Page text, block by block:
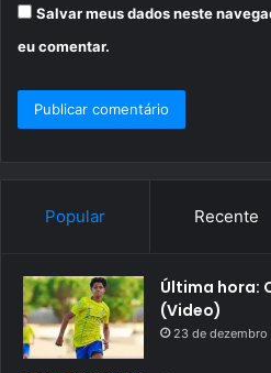
Salvar meus dados neste
eu comentar.
Popular Recente
Última hora:
(Video)
23 de